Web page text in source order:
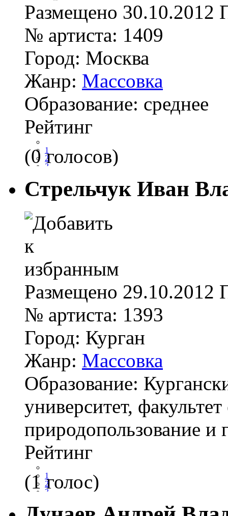
Размещено 30.10.2012
№ артиста: 1409
Город: Москва
Жанр: Массовка
Образование: среднее
Рейтинг
1
2
3
(0 голосов)
Стрельчук Иван
Размещено 29.10.2012
№ артиста: 1393
Город: Курган
Жанр: Массовка
Образование:
университет,
природопользование и
Рейтинг
1
2
3
(1 голос)